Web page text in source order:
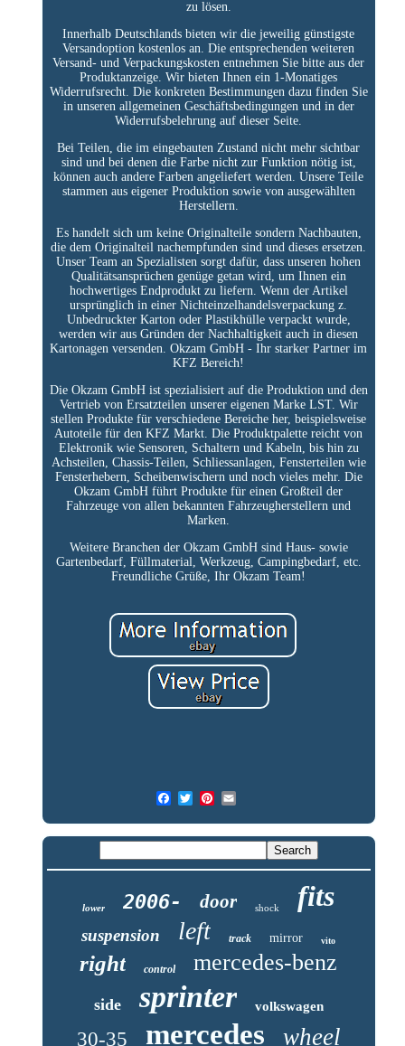
zu lösen.
Innerhalb Deutschlands bieten wir die jeweilig günstigste
Versandoption kostenlos an. Die entsprechenden weiteren
Versand- und Verpackungskosten entnehmen Sie bitte aus der
Produktanzeige. Wir bieten Ihnen ein 1-Monatiges
Widerrufsrecht. Die konkreten Bestimmungen dazu finden Sie
in unseren allgemeinen Geschäftsbedingungen und in der
Widerrufsbelehrung auf dieser Seite.
Bei Teilen, die im eingebauten Zustand nicht mehr sichtbar
sind und bei denen die Farbe nicht zur Funktion nötig ist,
können auch andere Farben angeliefert werden. Unsere Teile
stammen aus eigener Produktion sowie von ausgewählten
Herstellern.
Es handelt sich um keine Originalteile sondern Nachbauten,
die dem Originalteil nachempfunden sind und dieses ersetzen.
Unser Team an Spezialisten sorgt dafür, dass unseren hohen
Qualitätsansprüchen genüge getan wird, um Ihnen ein
hochwertiges Endprodukt zu liefern. Wenn der Artikel
ursprünglich in einer Nichteinzelhandelsverpackung z.
Unbedruckter Karton oder Plastikhülle verpackt wurde,
werden wir aus Gründen der Nachhaltigkeit auch in diesen
Kartonagen versenden. Okzam GmbH - Ihr starker Partner im
KFZ Bereich!
Die Okzam GmbH ist spezialisiert auf die Produktion und den
Vertrieb von Ersatzteilen unserer eigenen Marke LST. Wir
stellen Produkte für verschiedene Bereiche her, beispielsweise
Autoteile für den KFZ Markt. Die Produktpalette reicht von
Elektronik wie Sensoren, Schaltern und Kabeln, bis hin zu
Achsteilen, Chassis-Teilen, Schliessanlagen, Fensterteilen wie
Fensterhebern, Scheibenwischern und noch vieles mehr. Die
Okzam GmbH führt Produkte für einen Großteil der
Fahrzeuge von allen bekannten Fahrzeugherstellern und
Marken.
Weitere Branchen der Okzam GmbH sind Haus- sowie
Gartenbedarf, Füllmaterial, Werkzeug, Campingbedarf, etc.
Freundliche Grüße, Ihr Okzam Team!
lower 2006- door shock fits
suspension left track mirror vito
right control mercedes-benz
side sprinter volkswagen
30-35 mercedes wheel